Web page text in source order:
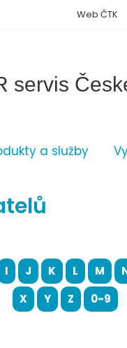
servis
a služby
Web ČTK
I J K L M
X
Y Z 0-9